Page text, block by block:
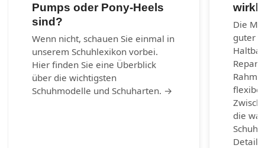
Pumps oder Pony-Heels
sind?
Wenn nicht, schauen Sie einmal in
unserem Schuhlexikon vorbei.
Hier finden Sie eine Überblick
über die wichtigsten
Schuhmodelle und Schuharten. →
Die
guter
flexibel
die
Detail